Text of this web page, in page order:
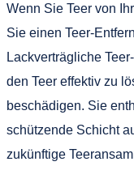
Wenn Sie Teer von
Sie einen Teer-
Lackverträgliche
den Teer effektiv zu
beschädigen. Sie
schützende Schicht
zukünftige